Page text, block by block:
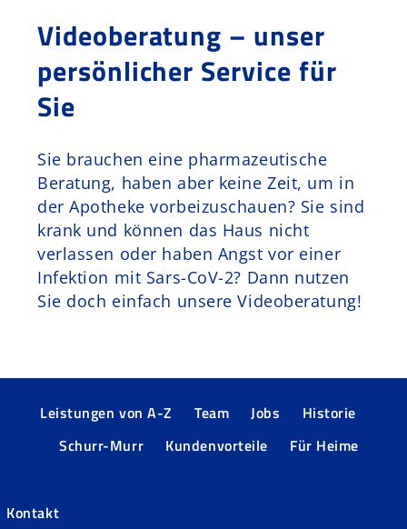
Schurr Murr
Kontakt
Videoberatung – unser
persönlicher Service für
Sie
Sie brauchen eine pharmazeutische
Beratung, haben aber keine Zeit, um in
der Apotheke vorbeizuschauen? Sie sind
krank und können das Haus nicht
verlassen oder haben Angst vor einer
Infektion mit Sars-CoV-2? Dann nutzen
Sie doch einfach unsere Videoberatung!
Leistungen von A-Z Team Jobs
Historie
Schurr-Murr
Kundenvorteile Für Heime
Kontakt